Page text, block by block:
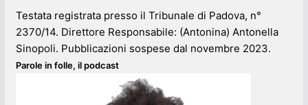
Testata registrata presso il Tribunale di Padova, n°
2370/14. Direttore Responsabile: (Antonina) Antonella
Sinopoli. Pubblicazioni sospese dal novembre 2023.
Parole in folle, il podcast